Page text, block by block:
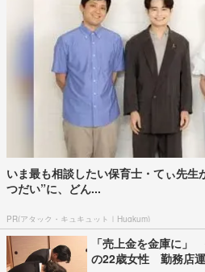
いま最も相談したい保育士・てぃ先生
つだい”に、どん...
PR(アタック・キュキュット｜Hugkum)
「売上金を金庫に
の22歳女性 勤務店